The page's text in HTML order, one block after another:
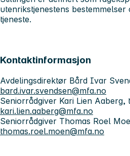
utenrikstjenestens
tjeneste.
Kontaktinformasjon
Avdelingsdirektør Bård Ivar
bard.ivar.svendsen@mfa.no
Seniorrådgiver Kari Lien Aaberg,
kari.lien.aaberg@mfa.no
Seniorrådgiver Thomas Roel
thomas.roel.moen@mfa.no